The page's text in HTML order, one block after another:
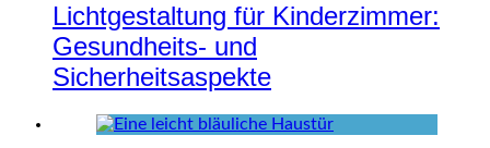
Lichtgestaltung für Kinderzimmer:
Gesundheits- und
Sicherheitsaspekte